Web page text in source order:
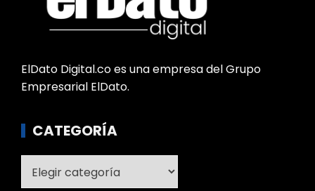
ElDato Digital.co es una empresa del Grupo
Empresarial ElDato.
CATEGORÍA